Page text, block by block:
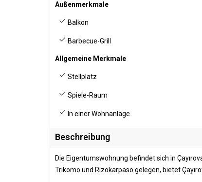
Außenmerkmale
Balkon
Barbecue-Grill
Allgemeine Merkmale
Stellplatz
Spiele-Raum
In einer Wohnanlage
Beschreibung
Die Eigentumswohnung befindet sich in
Trikomo und Rizokarpaso gelegen, bietet